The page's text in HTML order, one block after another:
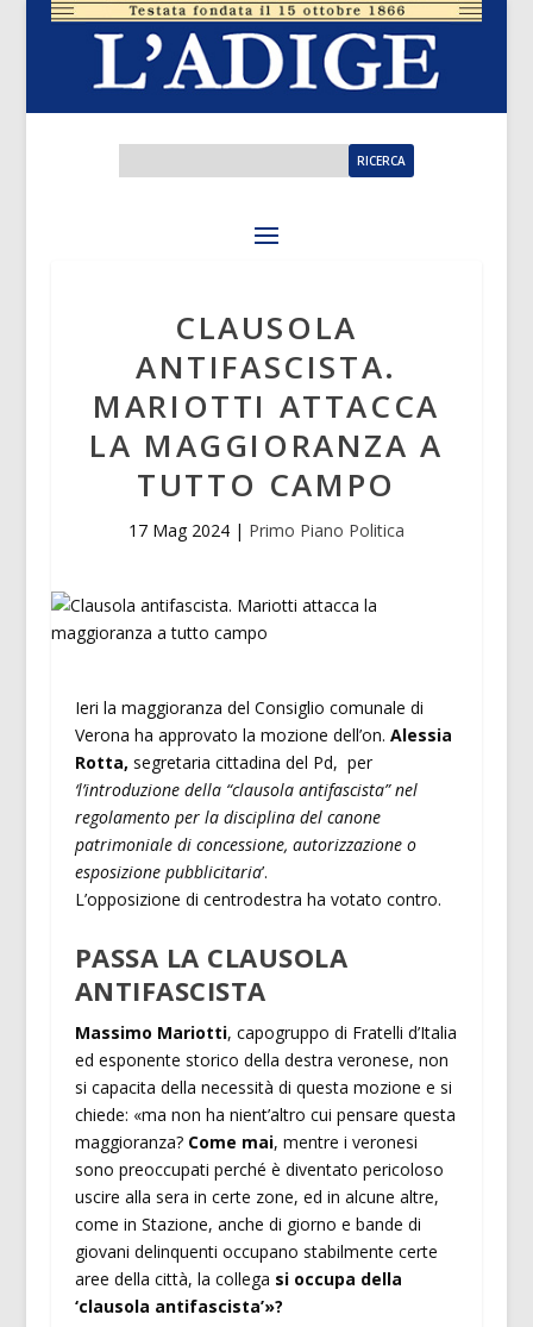
CLAUSOLA
ANTIFASCISTA.
MARIOTTI ATTACCA
LA MAGGIORANZA A
TUTTO CAMPO
17 Mag 2024| Primo Piano Politica
Ieri la maggioranza del Consiglio comunale di
Verona ha approvato la mozione dell’on. Alessia
Rotta, segretaria cittadina del Pd, per
‘l’introduzione della “clausola antifascista” nel
regolamento per la disciplina del canone
patrimoniale di concessione, autorizzazione o
esposizione pubblicitaria’.
L’opposizione di centrodestra ha votato contro.
PASSA LA CLAUSOLA
ANTIFASCISTA
Massimo Mariotti, capogruppo di Fratelli d’Italia
ed esponente storico della destra veronese, non
si capacita della necessità di questa mozione e si
chiede: «ma non ha nient’altro cui pensare questa
maggioranza? Come mai, mentre i veronesi
sono preoccupati perché è diventato pericoloso
uscire alla sera in certe zone, ed in alcune altre,
come in Stazione, anche di giorno e bande di
giovani delinquenti occupano stabilmente certe
aree della città, la collega si occupa della
‘clausola antifascista’»?